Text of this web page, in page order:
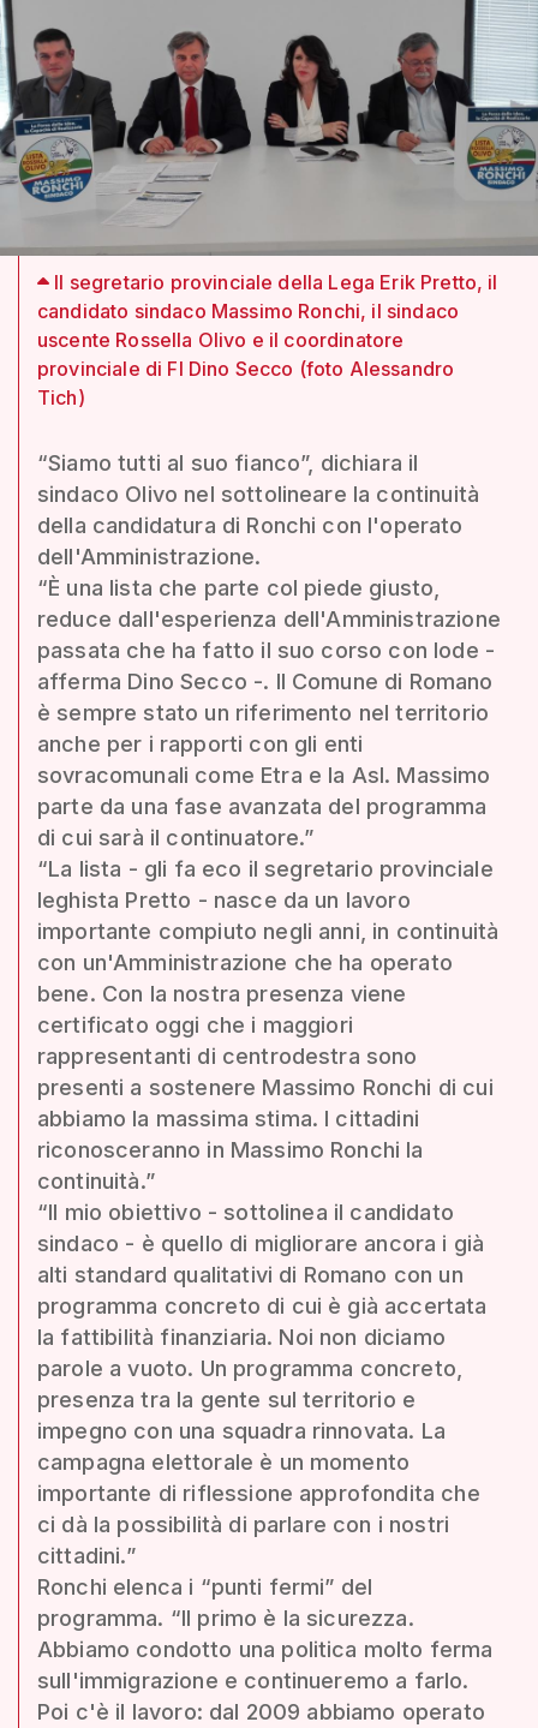
Il segretario provinciale della Lega Erik Pretto, il
candidato sindaco Massimo Ronchi, il sindaco
uscente Rossella Olivo e il coordinatore
provinciale di FI Dino Secco (foto Alessandro
Tich)
“Siamo tutti al suo fianco”, dichiara il
sindaco Olivo nel sottolineare la continuità
della candidatura di Ronchi con l'operato
dell'Amministrazione.
“È una lista che parte col piede giusto,
reduce dall'esperienza dell'Amministrazione
passata che ha fatto il suo corso con lode -
afferma Dino Secco -. Il Comune di Romano
è sempre stato un riferimento nel territorio
anche per i rapporti con gli enti
sovracomunali come Etra e la Asl. Massimo
parte da una fase avanzata del programma
di cui sarà il continuatore.”
“La lista - gli fa eco il segretario provinciale
leghista Pretto - nasce da un lavoro
importante compiuto negli anni, in continuità
con un'Amministrazione che ha operato
bene. Con la nostra presenza viene
certificato oggi che i maggiori
rappresentanti di centrodestra sono
presenti a sostenere Massimo Ronchi di cui
abbiamo la massima stima. I cittadini
riconosceranno in Massimo Ronchi la
continuità.”
“Il mio obiettivo - sottolinea il candidato
sindaco - è quello di migliorare ancora i già
alti standard qualitativi di Romano con un
programma concreto di cui è già accertata
la fattibilità finanziaria. Noi non diciamo
parole a vuoto. Un programma concreto,
presenza tra la gente sul territorio e
impegno con una squadra rinnovata. La
campagna elettorale è un momento
importante di riflessione approfondita che
ci dà la possibilità di parlare con i nostri
cittadini.”
Ronchi elenca i “punti fermi” del
programma. “Il primo è la sicurezza.
Abbiamo condotto una politica molto ferma
sull'immigrazione e continueremo a farlo.
Poi c'è il lavoro: dal 2009 abbiamo operato